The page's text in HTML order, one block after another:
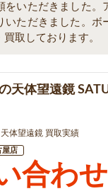
をいただきました。
いただきました。ボ
取しております。
天体望遠鏡
天体望遠鏡 買取実績
屋店
合わ